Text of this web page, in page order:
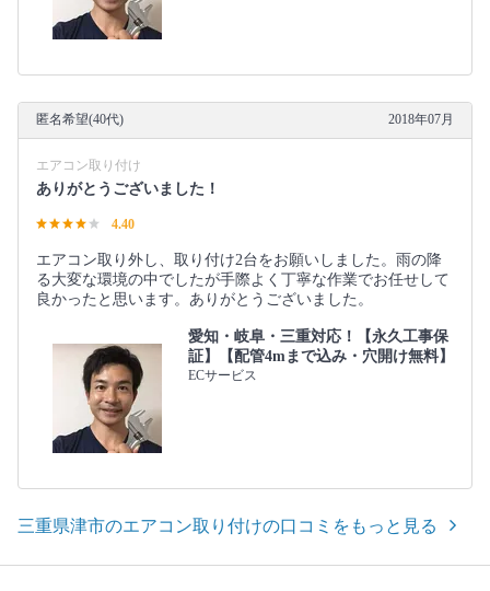
匿名希望(40代) 2018年07月
エアコン取り付け
ありがとうございました！
4.40
エアコン取り外し、取り付け2台をお願いしました。雨の降
る大変な環境の中でしたが手際よく丁寧な作業でお任せして
良かったと思います。ありがとうございました。
愛知・岐阜・三重対応！【永久工事保
証】【配管4mまで込み・穴開け無料】
ECサービス
三重県津市のエアコン取り付けの口コミをもっと見る